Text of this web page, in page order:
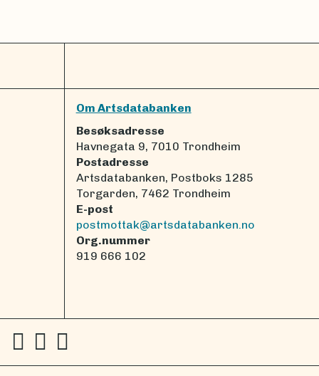
Om Artsdatabanken
Besøksadresse
Havnegata 9, 7010 Trondheim
Postadresse
Artsdatabanken, Postboks 1285
Torgarden, 7462 Trondheim
E-post
postmottak@artsdatabanken.no
Org.nummer
919 666 102